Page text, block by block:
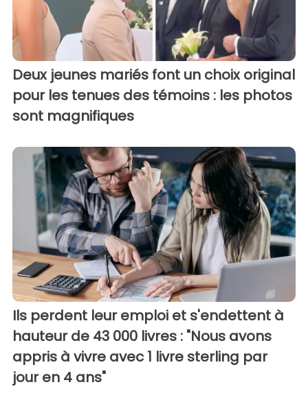
Deux jeunes mariés font un choix original
pour les tenues des témoins : les photos
sont magnifiques
Ils perdent leur emploi et s'endettent à
hauteur de 43 000 livres : "Nous avons
appris à vivre avec 1 livre sterling par
jour en 4 ans"